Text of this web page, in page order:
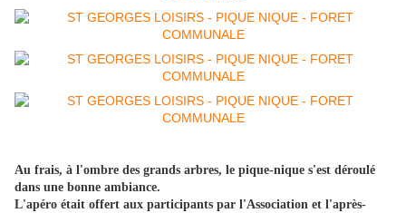
Au frais, à l'ombre des grands arbres, le pique-nique s'est déroulé
dans une bonne ambiance.
L'apéro était offert aux participants par l'Association et l'après-